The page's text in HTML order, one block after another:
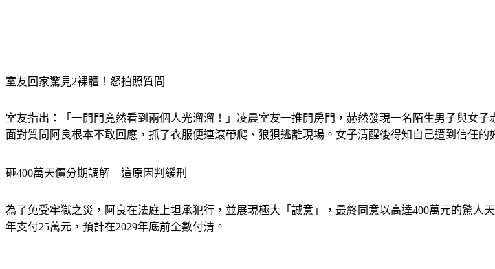
室友回家驚見2裸體！怒拍照質問
室友指出：「一開門竟然看到兩個人光溜溜！」凌晨室友一推開房門，赫然發現一名陌生男子與女
面對質問阿良根本不敢回應，抓了衣服便連滾帶爬、狼狽逃離現場。女子清醒後得知自己遭到信任的
砸400萬天價分期調解　這原因判緩刑
為了免受牢獄之災，阿良在法庭上坦承犯行，並展現極大「誠意」，最終同意以高達400萬元的驚人
年支付25萬元，預計在2029年底前全數付清。